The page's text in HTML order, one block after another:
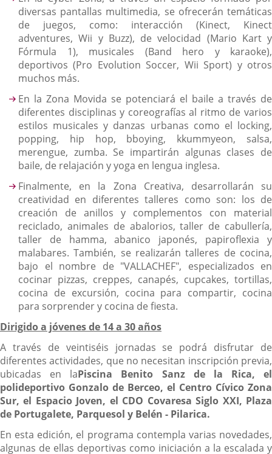
diversas pantallas multimedia, se ofrecerán temáticas
de juegos, como: interacción (Kinect, Kinect
adventures, Wii y Buzz), de velocidad (Mario Kart y
Fórmula 1), musicales (Band hero y karaoke),
deportivos (Pro Evolution Soccer, Wii Sport) y otros
muchos más.
En la Zona Movida se potenciará el baile a través de
diferentes disciplinas y coreografías al ritmo de varios
estilos musicales y danzas urbanas como el locking,
popping, hip hop, bboying, kkummyeon, salsa,
merengue, zumba. Se impartirán algunas clases de
baile, de relajación y yoga en lengua inglesa.
Finalmente, en la Zona Creativa, desarrollarán su
creatividad en diferentes talleres como son: los de
creación de anillos y complementos con material
reciclado, animales de abalorios, taller de cabullería,
taller de hamma, abanico japonés, papiroflexia y
malabares. También, se realizarán talleres de cocina,
bajo el nombre de "VALLACHEF", especializados en
cocinar pizzas, creppes, canapés, cupcakes, tortillas,
cocina de excursión, cocina para compartir, cocina
para sorprender y cocina de fiesta.
Dirigido a jóvenes de 14 a 30 años
A través de veintiséis jornadas se podrá disfrutar de
diferentes actividades, que no necesitan inscripción previa,
ubicadas en laPiscina Benito Sanz de la Rica, el
polideportivo Gonzalo de Berceo, el Centro Cívico Zona
Sur, el Espacio Joven, el CDO Covaresa Siglo XXI, Plaza
de Portugalete, Parquesol y Belén - Pilarica.
En esta edición, el programa contempla varias novedades,
algunas de ellas deportivas como iniciación a la escalada y